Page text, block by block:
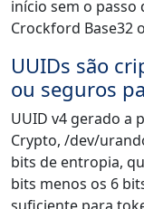
início sem o passo
Crockford Base32
UUIDs são
ou seguros
UUID v4 gerado a
Crypto, /dev/
bits de entropia,
bits menos os 6